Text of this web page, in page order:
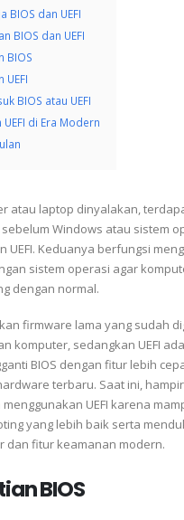
BIOS dan UEFI
BIOS dan UEFI
BIOS
UEFI
BIOS atau UEFI
UEFI di Era Modern
atau laptop dinyalakan,
Windows atau sistem
UEFI. Keduanya berfungsi
sistem operasi agar
dengan normal.
firmware lama yang sudah
komputer, sedangkan UEFI
BIOS dengan fitur lebih
terbaru. Saat ini,
UEFI karena
yang lebih baik serta
dan fitur keamanan modern.
BIOS